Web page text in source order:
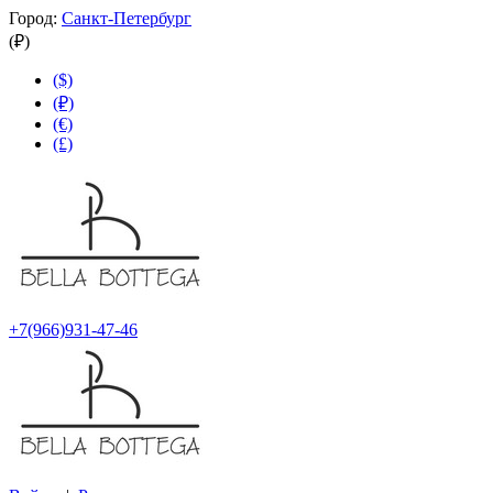
Город: Санкт-Петербург
(₽)
($)
(₽)
(€)
(£)
+7(966)931-47-46